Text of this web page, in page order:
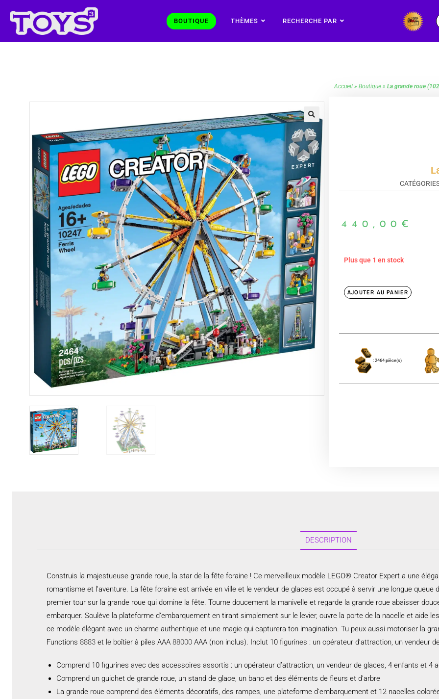
BOUTIQUE THÈMES RECHERCHE PAR
Accueil » Boutique » La grande roue
🔍
440,00 €
Plus que 1 en stock
AJOUTER AU PANIER
: 2464 pièce(s)
DESCRIPTION
Construis la majestueuse grande roue, la star de la fête foraine ! Ce merveilleux modèle LEGO® Creator Expert a une
romantisme et l’aventure. La fête foraine est arrivée en ville et le vendeur de glaces est occupé à servir une longue
premier tour sur la grande roue qui domine la fête. Tourne doucement la manivelle et regarde la grande roue abaisser
embarquer. Soulève la plateforme d’embarquement en tirant simplement sur le levier, ouvre la porte de la nacelle et aide
ce modèle élégant avec un charme authentique et une magie qui capturera ton imagination. Tu peux aussi motoriser la
Functions 8883 et le boîtier à piles AAA 88000 AAA (non inclus). Inclut 10 figurines : un opérateur d’attraction, un vendeur
Comprend 10 figurines avec des accessoires assortis : un opérateur d’attraction, un vendeur de glaces, 4 enfants et 4
Comprend un guichet de grande roue, un stand de glace, un banc et des éléments de fleurs et d’arbre
La grande roue comprend des éléments décoratifs, des rampes, une plateforme d’embarquement et 12 nacelles